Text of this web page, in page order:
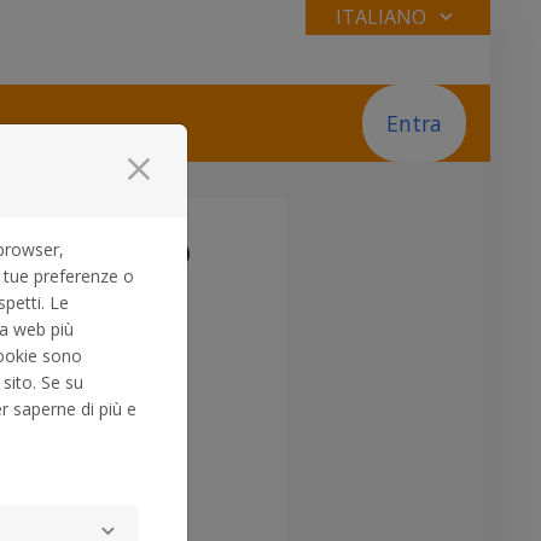
ITALIANO
Entra
close
preferenze o
Le
web più
sono
Se su
saperne di più e